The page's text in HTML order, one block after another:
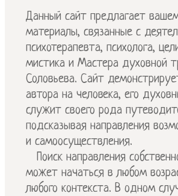
Данный сайт предлагает
материалы, связанные с
психотерапевта, психолога,
мистика и Мастера духовной
Соловьева. Сайт
автора на человека, его
служит своего рода
подсказывая направления
и самоосуществления.
Поиск направления
может начаться в любом
любого контекста. В одном